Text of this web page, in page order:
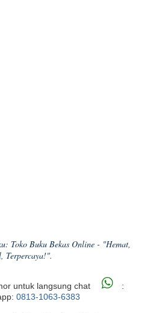
Toko Buku Bekas Online - "Hemat,
Terpercaya!".
untuk langsung chat
:
0813-1063-6383